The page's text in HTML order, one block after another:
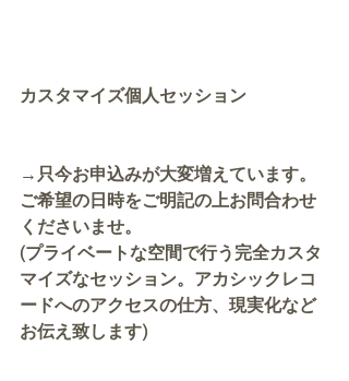
カスタマイズ個人セッション
→只今お申込みが大変増えています。
ご希望の日時をご明記の上お問合わせ
くださいませ。
(プライベートな空間で行う完全カスタ
マイズなセッション。アカシックレコ
ードへのアクセスの仕方、現実化など
お伝え致します)